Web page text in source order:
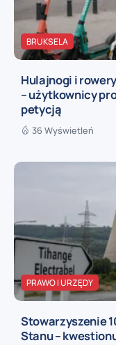
BRUKSELA
Hulajnogi i
– użytkownicy
petycją
36 Wyświetleń
PRAWO I URZĘDY
Stowarzyszenie
Stanu –